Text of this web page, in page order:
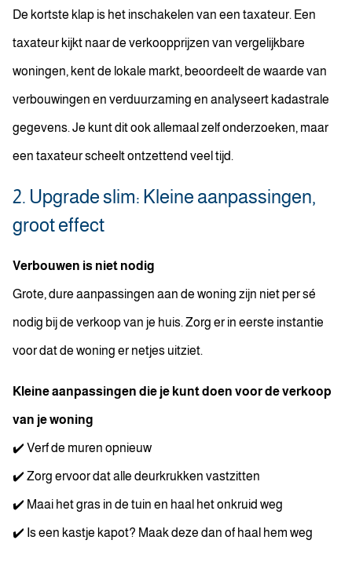
De kortste klap is het inschakelen van een taxateur. Een
taxateur kijkt naar de verkoopprijzen van vergelijkbare
woningen, kent de lokale markt, beoordeelt de waarde van
verbouwingen en verduurzaming en analyseert kadastrale
gegevens. Je kunt dit ook allemaal zelf onderzoeken, maar
een taxateur scheelt ontzettend veel tijd.
2. Upgrade slim: Kleine aanpassingen,
groot effect
Verbouwen is niet nodig
Grote, dure aanpassingen aan de woning zijn niet per sé
nodig bij de verkoop van je huis. Zorg er in eerste instantie
voor dat de woning er netjes uitziet.
Kleine aanpassingen die je kunt doen voor de verkoop
van je woning
✔️ Verf de muren opnieuw
✔️ Zorg ervoor dat alle deurkrukken vastzitten
✔️ Maai het gras in de tuin en haal het onkruid weg
✔️ Is een kastje kapot? Maak deze dan of haal hem weg